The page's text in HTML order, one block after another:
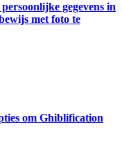
gegevens in
met foto te
om Ghiblification